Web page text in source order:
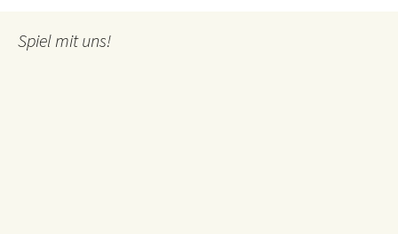
Spiel mit uns!